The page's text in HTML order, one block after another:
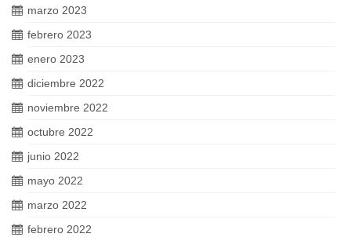
marzo 2023
febrero 2023
enero 2023
diciembre 2022
noviembre 2022
octubre 2022
junio 2022
mayo 2022
marzo 2022
febrero 2022